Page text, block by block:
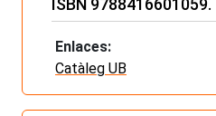
ISBN 9788416601059.
Enlaces:
Catàleg UB